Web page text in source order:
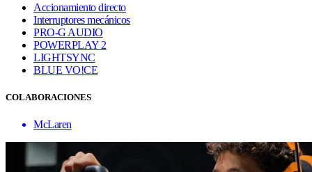
Accionamiento directo
Interruptores mecánicos
PRO-G AUDIO
POWERPLAY 2
LIGHTSYNC
BLUE VO!CE
COLABORACIONES
McLaren